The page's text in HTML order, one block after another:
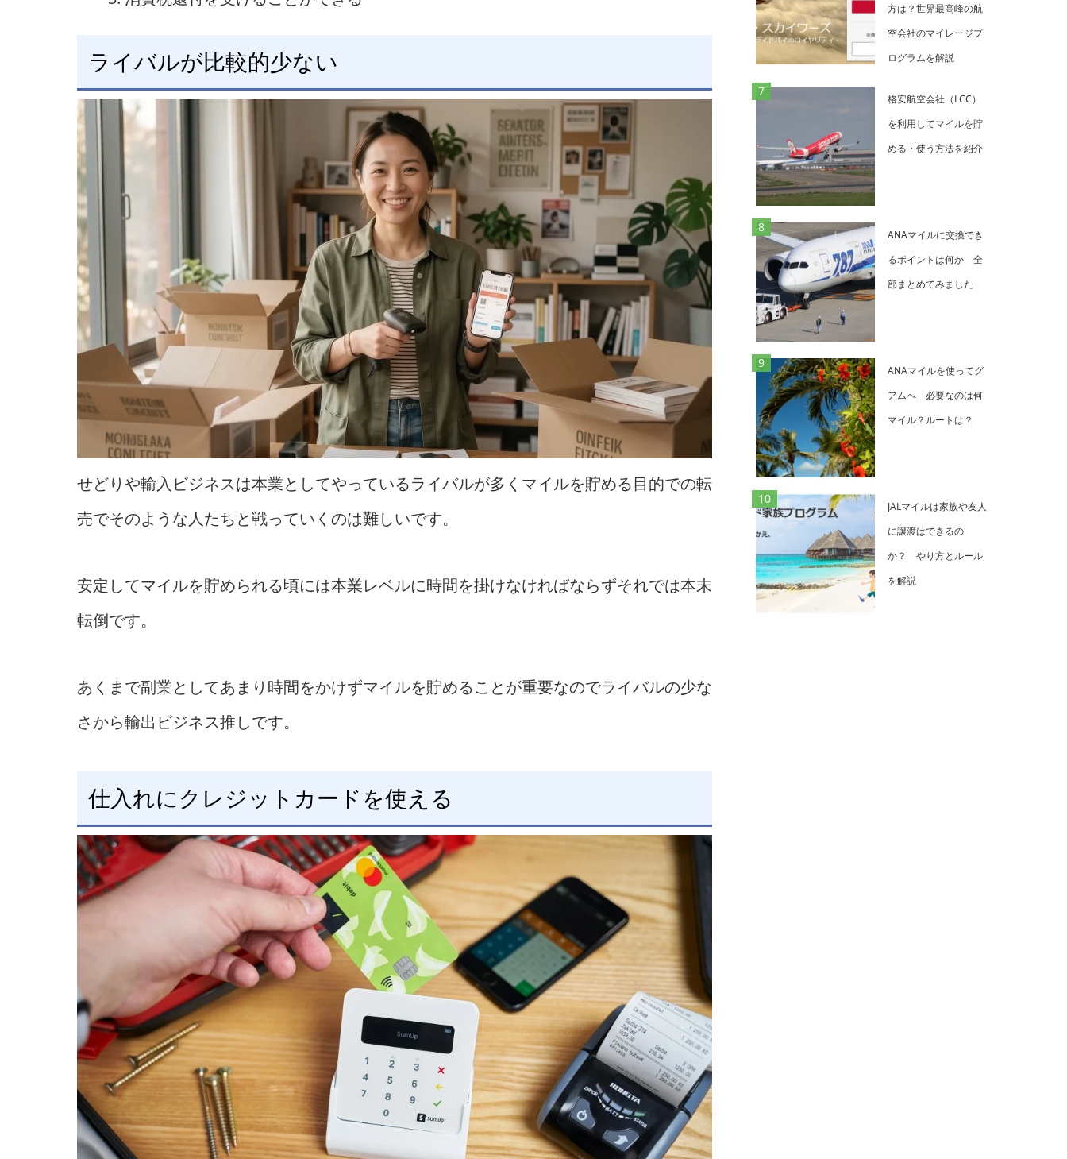
ライバルが比較的少ない
せどりや輸入ビジネスは本業としてやっているライバルが多くマイルを貯める目的での転
売でそのような人たちと戦っていくのは難しいです。
安定してマイルを貯められる頃には本業レベルに時間を掛けなければならずそれでは本末
転倒です。
あくまで副業としてあまり時間をかけずマイルを貯めることが重要なのでライバルの少な
さから輸出ビジネス推しです。
仕入れにクレジットカードを使える
方は？世界最高峰の航
空会社のマイレージプ
ログラムを解説
格安航空会社（LCC）
を利用してマイルを貯
める・使う方法を紹介
ANAマイルに交換でき
るポイントは何か 全
部まとめてみました
ANAマイルを使ってグ
アムへ 必要なのは何
マイル？ルートは？
JALマイルは家族や友人
に譲渡はできるの
か？ やり方とルール
を解説